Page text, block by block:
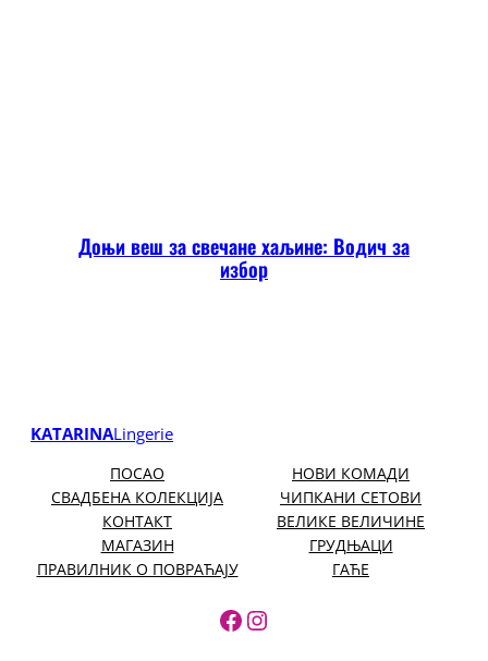
Доњи веш за свечане хаљине: Водич за
избор
KATARINALingerie
ПОСАО
СВАДБЕНА КОЛЕКЦИЈА
КОНТАКТ
МАГАЗИН
ПРАВИЛНИК О ПОВРАЋАЈУ
НОВИ КОМАДИ
ЧИПКАНИ СЕТОВИ
ВЕЛИКЕ ВЕЛИЧИНЕ
ГРУДЊАЦИ
ГАЋЕ
https://
https://